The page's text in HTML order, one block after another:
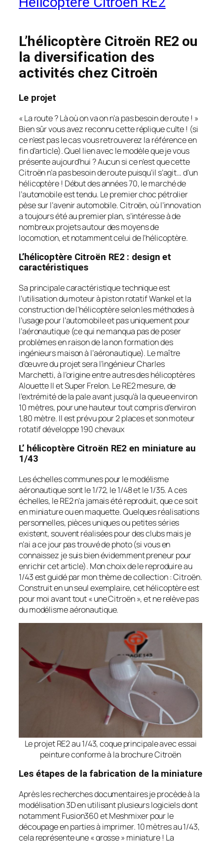
L’hélicoptère Citroën RE2 ou
la diversification des
activités chez Citroën
Le projet
« La route ? Là où on va on n’a pas besoin de route ! »
Bien sûr vous avez reconnu cette réplique culte ! (si
ce n’est pas le cas vous retrouverez la référence en
fin d’article). Quel lien avec le modèle que je vous
présente aujourd’hui ? Aucun si ce n’est que cette
Citroën n’a pas besoin de route puisqu’il s’agit… d’un
hélicoptère ! Début des années 70, le marché de
l’automobile est tendu. Le premier choc pétrolier
pèse sur l’avenir automobile. Citroën, où l’innovation
a toujours été au premier plan, s’intéresse à de
nombreux projets autour des moyens de
locomotion, et notamment celui de l’hélicoptère.
L’hélicoptère Citroën RE2 : design et
caractéristiques
Sa principale caractéristique technique est
l’utilisation du moteur à piston rotatif Wankel et la
construction de l’hélicoptère selon les méthodes à
l’usage pour l’automobile et pas uniquement pour
l’aéronautique (ce qui ne manqua pas de poser
problèmes en raison de la non formation des
ingénieurs maison à l’aéronautique). Le maître
d’œuvre du projet sera l’ingénieur Charles
Marchetti, à l’origine entre autres des hélicoptères
Alouette II et Super Frelon. Le RE2 mesure, de
l’extrémité de la pale avant jusqu’à la queue environ
10 mètres, pour une hauteur tout compris d’environ
1,80 mètre. Il est prévu pour 2 places et son moteur
rotatif développe 190 chevaux
L’ hélicoptère Citroën RE2 en miniature au
1/43
Les échelles communes pour le modélisme
aéronautique sont le 1/72, le 1/48 et le 1/35. A ces
échelles, le RE2 n’a jamais été reproduit, que ce soit
en miniature ou en maquette. Quelques réalisations
personnelles, pièces uniques ou petites séries
existent, souvent réalisées pour des clubs mais je
n’ai a ce jour pas trouvé de photo (si vous en
connaissez je suis bien évidemment preneur pour
enrichir cet article). Mon choix de le reproduire au
1/43 est guidé par mon thème de collection : Citroën.
Construit en un seul exemplaire, cet hélicoptère est
pour moi avant tout « une Citroën », et ne relève pas
du modélisme aéronautique.
Le projet RE2 au 1/43, coque principale avec essai
peinture conforme à la brochure Citroën
Les étapes de la fabrication de la miniature
Après les recherches documentaires je procède à la
modélisation 3D en utilisant plusieurs logiciels dont
notamment Fusion360 et Meshmixer pour le
découpage en parties à imprimer. 10 mètres au 1/43,
cela représente une « grosse » miniature ! La